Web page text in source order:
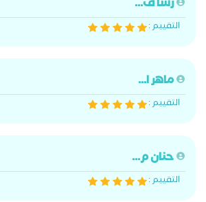
رشا ف...
التقييم :
ماهر ا...
التقييم :
حنان م...
التقييم :